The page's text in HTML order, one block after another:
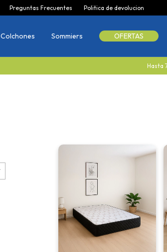
Preguntas Frecuentes Politica de devolucion
Colchones Sommiers OFERTAS
Hasta 75% off